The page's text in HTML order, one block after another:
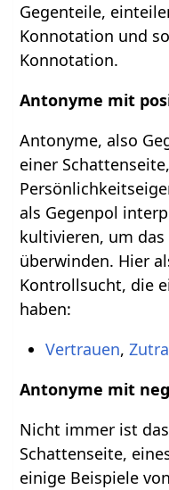
Gegenteile,
Konnotation und
Konnotation.
Antonyme mit
Antonyme, also
einer
als Gegenpol
kultivieren, um das
überwinden. Hier
Kontrollsucht, die
haben:
Vertrauen,
Antonyme mit
Nicht immer ist
Schattenseite,
einige Beispiele